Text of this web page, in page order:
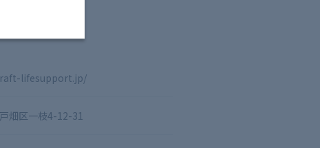
lifesupport.jp/
畑区一枝4-12-31